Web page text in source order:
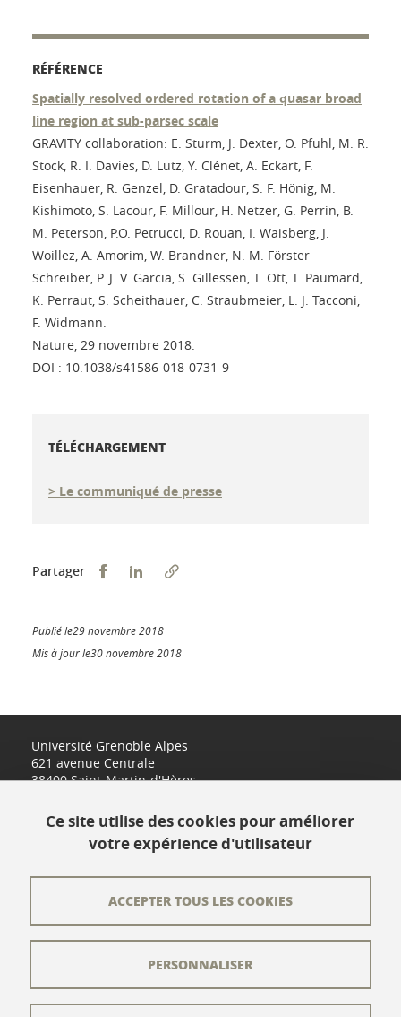
RÉFÉRENCE
Spatially resolved ordered rotation of a quasar broad
line region at sub-parsec scale
GRAVITY collaboration: E. Sturm, J. Dexter, O. Pfuhl, M. R.
Stock, R. I. Davies, D. Lutz, Y. Clénet, A. Eckart, F.
Eisenhauer, R. Genzel, D. Gratadour, S. F. Hönig, M.
Kishimoto, S. Lacour, F. Millour, H. Netzer, G. Perrin, B.
M. Peterson, P.O. Petrucci, D. Rouan, I. Waisberg, J.
Woillez, A. Amorim, W. Brandner, N. M. Förster
Schreiber, P. J. V. Garcia, S. Gillessen, T. Ott, T. Paumard,
K. Perraut, S. Scheithauer, C. Straubmeier, L. J. Tacconi,
F. Widmann.
Nature, 29 novembre 2018.
DOI : 10.1038/s41586-018-0731-9
TÉLÉCHARGEMENT
> Le communiqué de presse
Partager Partager sur Facebook
Partager sur LinkedIn
Publié le29 novembre 2018
Mis à jour le30 novembre 2018
Université Grenoble Alpes
621 avenue Centrale
38400 Saint-Martin-d'Hères
L'équipe éditoriale
Crédits
Ce site utilise des cookies pour améliorer
votre expérience d'utilisateur
ACCEPTER TOUS LES COOKIES
PERSONNALISER